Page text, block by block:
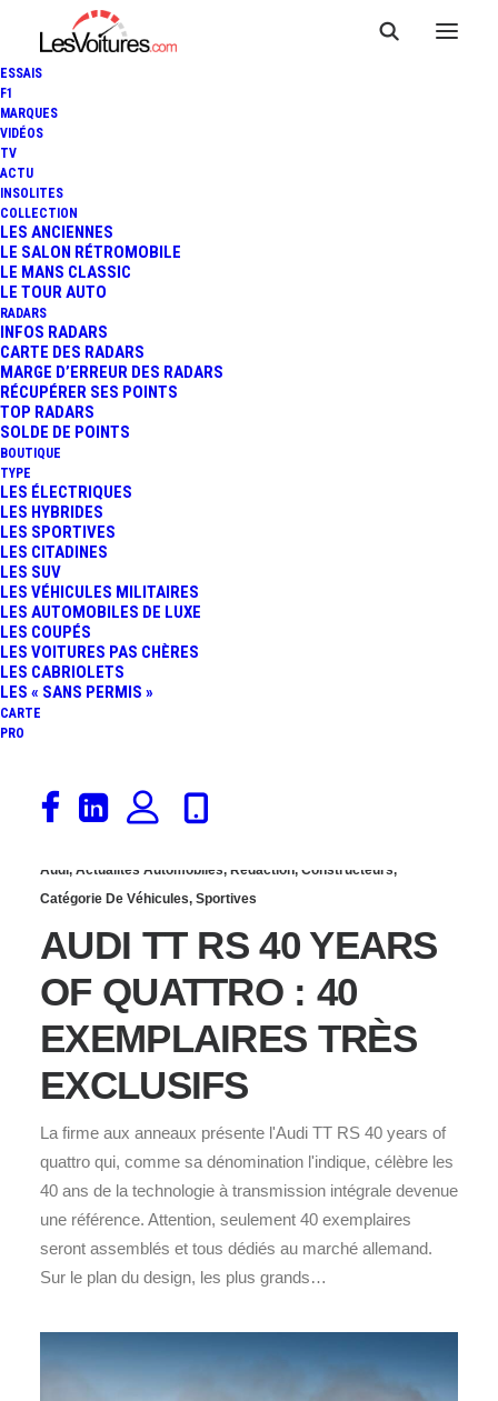
ESSAIS
F1
MARQUES
VIDÉOS
TV
ACTU
INSOLITES
COLLECTION
LES ANCIENNES
LE SALON RÉTROMOBILE
LE MANS CLASSIC
LE TOUR AUTO
RADARS
INFOS RADARS
CARTE DES RADARS
MARGE D’ERREUR DES RADARS
RÉCUPÉRER SES POINTS
TOP RADARS
SOLDE DE POINTS
BOUTIQUE
TYPE
LES ÉLECTRIQUES
LES HYBRIDES
LES SPORTIVES
LES CITADINES
LES SUV
LES VÉHICULES MILITAIRES
LES AUTOMOBILES DE LUXE
LES COUPÉS
LES VOITURES PAS CHÈRES
LES CABRIOLETS
LES « SANS PERMIS »
CARTE
PRO
4 octobre 2022
AUDI TT RS COUPÉ
ICONIC : 400 CH ET 10
EXEMPLAIRES POUR LA
FRANCE
Audi, Actualités Automobiles, Rédaction, Constructeurs,
Catégorie De Véhicules, Sportives
AUDI TT RS 40 YEARS
OF QUATTRO : 40
EXEMPLAIRES TRÈS
EXCLUSIFS
La firme aux anneaux présente l'Audi TT RS 40 years of
quattro qui, comme sa dénomination l'indique, célèbre les
40 ans de la technologie à transmission intégrale devenue
une référence. Attention, seulement 40 exemplaires
seront assemblés et tous dédiés au marché allemand.
Sur le plan du design, les plus grands…